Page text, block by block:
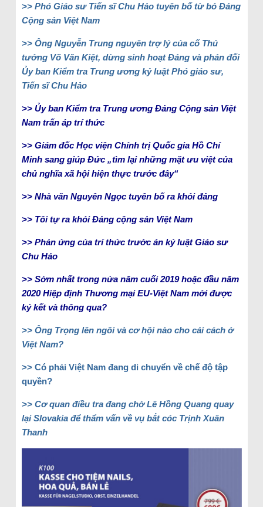
>> Phó Giáo sư Tiến sĩ Chu Hảo tuyên bố từ bỏ Đảng
Cộng sản Việt Nam
>> Ông Nguyễn Trung nguyên trợ lý của cố Thủ
tướng Võ Văn Kiệt, dừng sinh hoạt Đảng và phản đối
Ủy ban Kiểm tra Trung ương kỷ luật Phó giáo sư,
Tiến sĩ Chu Hảo
>> Ủy ban Kiểm tra Trung ương Đảng Cộng sản Việt
Nam trấn áp trí thức
>> Giám đốc Học viện Chính trị Quốc gia Hồ Chí
Minh sang giúp Đức „tìm lại những mặt ưu việt của
chủ nghĩa xã hội hiện thực trước đây“
>> Nhà văn Nguyên Ngọc tuyên bố ra khỏi đảng
>> Tôi tự ra khỏi Đảng cộng sản Việt Nam
>> Phản ứng của trí thức trước án kỷ luật Giáo sư
Chu Hảo
>> Sớm nhất trong nửa năm cuối 2019 hoặc đầu năm
2020 Hiệp định Thương mại EU-Việt Nam mới được
ký kết và thông qua?
>> Ông Trọng lên ngôi và cơ hội nào cho cải cách ở
Việt Nam?
>> Có phải Việt Nam đang di chuyển về chế độ tập
quyền?
>> Cơ quan điều tra đang chờ Lê Hồng Quang quay
lại Slovakia để thẩm vấn về vụ bắt cóc Trịnh Xuân
Thanh